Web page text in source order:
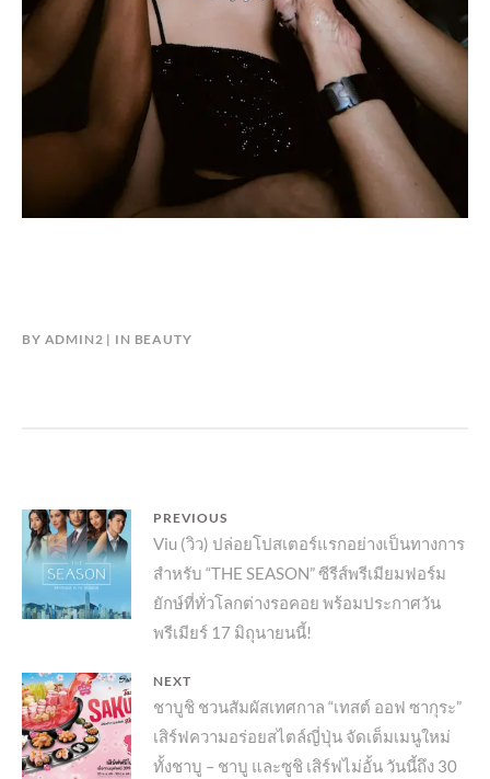
BY ADMIN2 IN BEAUTY
แนะแนว
เรื่อง
PREVIOUS
Previous
post:
Viu (วิว) ปล่อยโปสเตอร์แรกอย่างเป็นทางการ
สำหรับ “THE SEASON” ซีรีส์พรีเมียมฟอร์ม
ยักษ์ที่ทั่วโลกต่างรอคอย พร้อมประกาศวัน
พรีเมียร์ 17 มิถุนายนนี้!
NEXT
Next
post:
ชาบูชิ ชวนสัมผัสเทศกาล “เทสต์ ออฟ ซากุระ”
เสิร์ฟความอร่อยสไตล์ญี่ปุ่น จัดเต็มเมนูใหม่
ทั้งชาบู – ชาบู และซูชิ เสิร์ฟไม่อั้น วันนี้ถึง 30